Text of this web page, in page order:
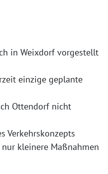
in Weixdorf vorgestellt
einzige geplante
Ottendorf nicht
Verkehrskonzepts
kleinere Maßnahmen